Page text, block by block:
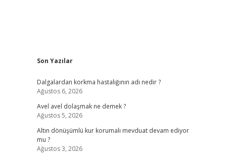
Sidebar
Son Yazılar
Dalgalardan korkma hastalığının adı nedir ?
Ağustos 6, 2026
Avel avel dolaşmak ne demek ?
Ağustos 5, 2026
Altın dönüşümlü kur korumalı mevduat devam ediyor
mu ?
Ağustos 3, 2026